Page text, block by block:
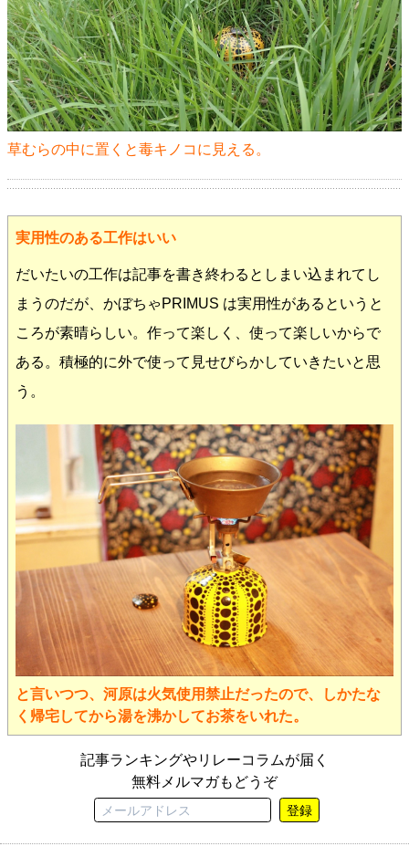
草むらの中に置くと毒キノコに見える。
実用性のある工作はいい
だいたいの工作は記事を書き終わるとしまい込まれてし
まうのだが、かぼちゃPRIMUS は実用性があるというと
ころが素晴らしい。作って楽しく、使って楽しいからで
ある。積極的に外で使って見せびらかしていきたいと思
う。
と言いつつ、河原は火気使用禁止だったので、しかたな
く帰宅してから湯を沸かしてお茶をいれた。
記事ランキングやリレーコラムが届く
無料メルマガもどうぞ
登録